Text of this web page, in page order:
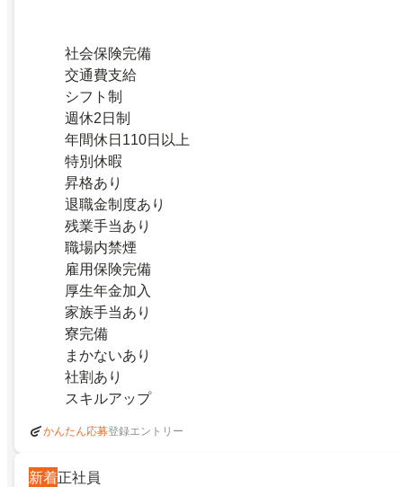
社会保険完備
交通費支給
シフト制
週休2日制
年間休日110日以上
特別休暇
昇格あり
退職金制度あり
残業手当あり
職場内禁煙
雇用保険完備
厚生年金加入
家族手当あり
寮完備
まかないあり
社割あり
スキルアップ
かんたん応募登録エントリー
新着正社員